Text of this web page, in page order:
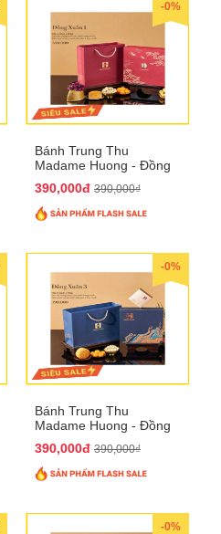
-0%
Bánh Trung Thu
Madame Huong - Đồng
390,000đ 390,000₫
-0%
Bánh Trung Thu
Madame Huong - Đồng
390,000đ 390,000₫
-0%